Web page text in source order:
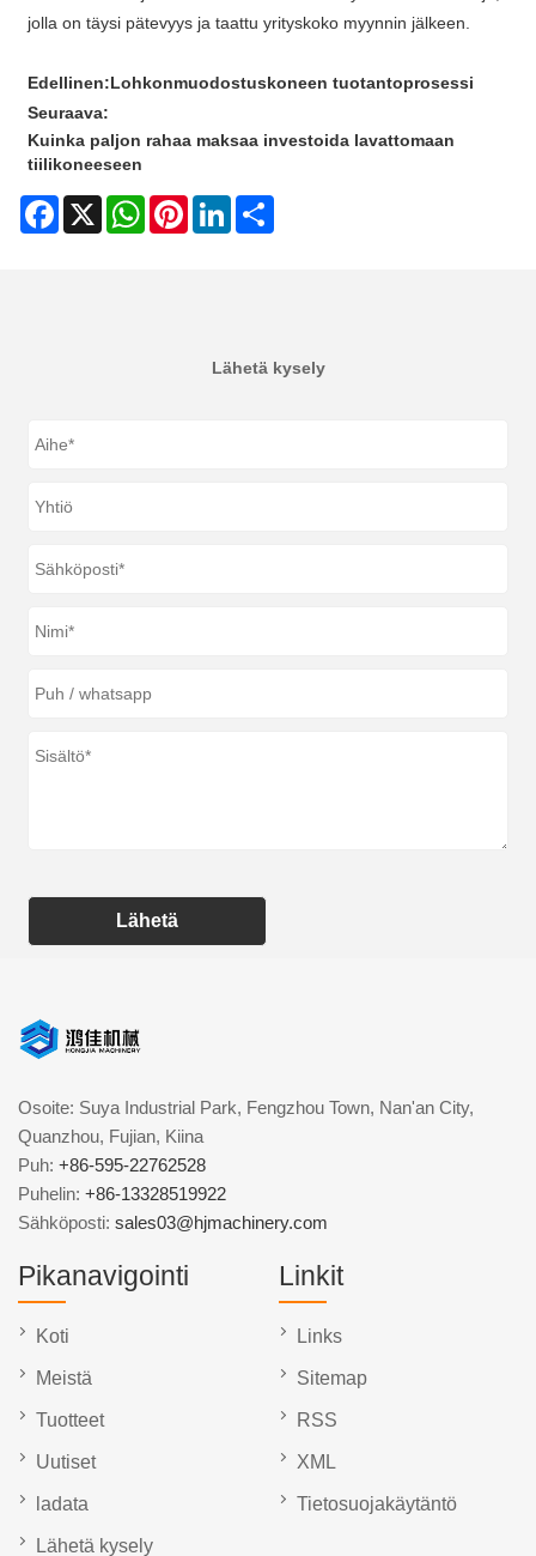
jolla on täysi pätevyys ja taattu yrityskoko myynnin jälkeen.
Edellinen:Lohkonmuodostuskoneen tuotantoprosessi
Seuraava:
Kuinka paljon rahaa maksaa investoida lavattomaan
tiilikoneeseen
Facebook
X WhatsAppPinterestLinkedIn
Lähetä kysely
Lähetä
Osoite: Suya Industrial Park, Fengzhou Town, Nan'an City,
Quanzhou, Fujian, Kiina
Puh: +86-595-22762528
Puhelin: +86-13328519922
Sähköposti: sales03@hjmachinery.com
Pikanavigointi
Koti
Meistä
Tuotteet
Uutiset
ladata
Lähetä kysely
Linkit
Links
Sitemap
RSS
XML
Tietosuojakäytäntö